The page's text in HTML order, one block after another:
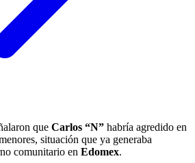
que Carlos “N” habría agredido en
situación que ya generaba
comunitario en Edomex.